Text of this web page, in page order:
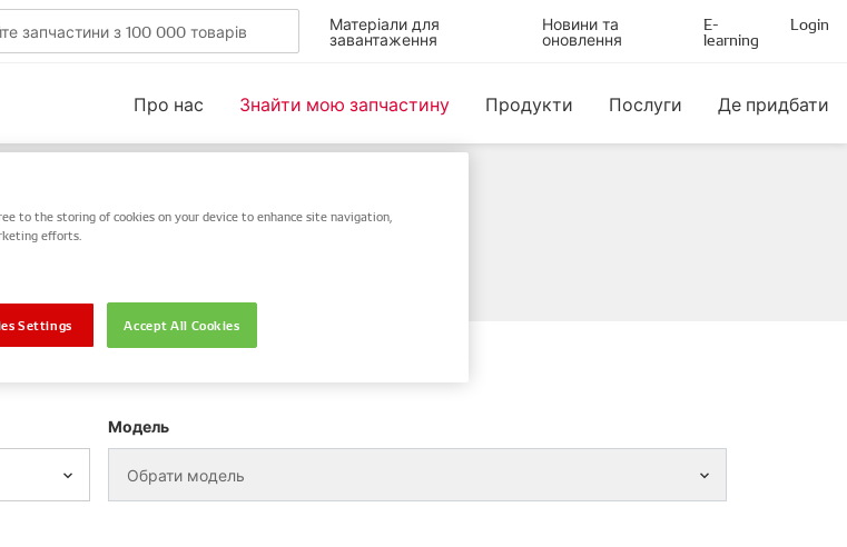
Матеріали для
завантаження
Новини та
оновлення
E-
learning
Login
Про нас Знайти мою запчастину Продукти Послуги Де придбати
пошуком за VIN / номером шасі
Модель
Обрати модель
to the storing of cookies on your device to enhance site navigation,
efforts.
Accept All Cookies
Settings